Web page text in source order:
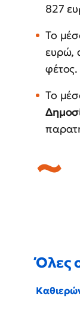
827
Το
ευρώ,
φέτος.
Το
Όλες